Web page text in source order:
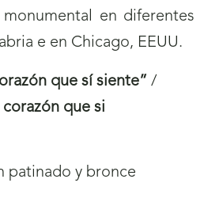
en diferentes
e en Chicago, EEUU.
que sí siente” /
que si
patinado y bronce